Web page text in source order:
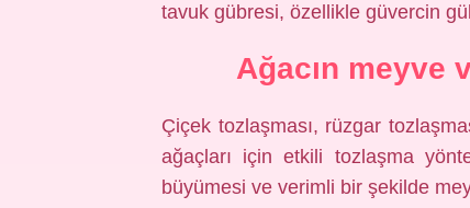
tavuk gübresi, özellikle güvercin
Ağacın meyve
Çiçek tozlaşması, rüzgar
ağaçları için etkili tozlaşma
büyümesi ve verimli bir şekilde